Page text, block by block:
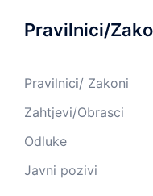
Pravilnici/
Pravilnici/ Zakoni
Zahtjevi/Obrasci
Odluke
Javni pozivi